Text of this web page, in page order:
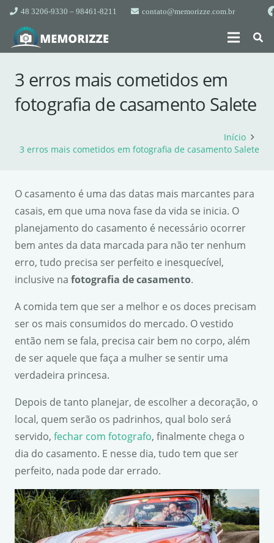
48 3206-9330 – 98461-8211 contato@memorizze.com.br
3 erros mais cometidos em
fotografia de casamento Salete
Início
3 erros mais cometidos em fotografia de casamento Salete
O casamento é uma das datas mais marcantes para
casais, em que uma nova fase da vida se inicia. O
planejamento do casamento é necessário ocorrer
bem antes da data marcada para não ter nenhum
erro, tudo precisa ser perfeito e inesquecível,
inclusive na fotografia de casamento.
A comida tem que ser a melhor e os doces precisam
ser os mais consumidos do mercado. O vestido
então nem se fala, precisa cair bem no corpo, além
de ser aquele que faça a mulher se sentir uma
verdadeira princesa.
Depois de tanto planejar, de escolher a decoração, o
local, quem serão os padrinhos, qual bolo será
servido, fechar com fotografo, finalmente chega o
dia do casamento. E nesse dia, tudo tem que ser
perfeito, nada pode dar errado.